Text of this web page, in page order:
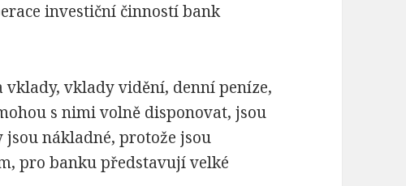
investiční činností bank
vklady vidění, denní peníze,
s nimi volně disponovat, jsou
jsou nákladné, protože jsou
pro banku představují velké